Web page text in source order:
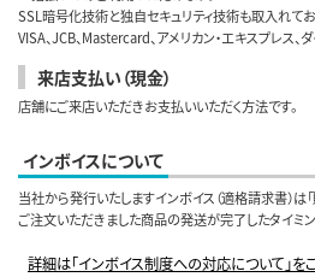
SSL暗号化技術と独自セキュリティ技術も取入れてお
VISA、JCB、Mastercard、アメリカン・エキスプレス、
来店支払い（現金）
店舗にご来店いただきお支払いいただく方法です。
インボイスについて
当社から発行いたしますインボイス（適格請求書）は「
ご注文いただきました商品の発送が完了したタイミン
詳細は「インボイス制度への対応について」を